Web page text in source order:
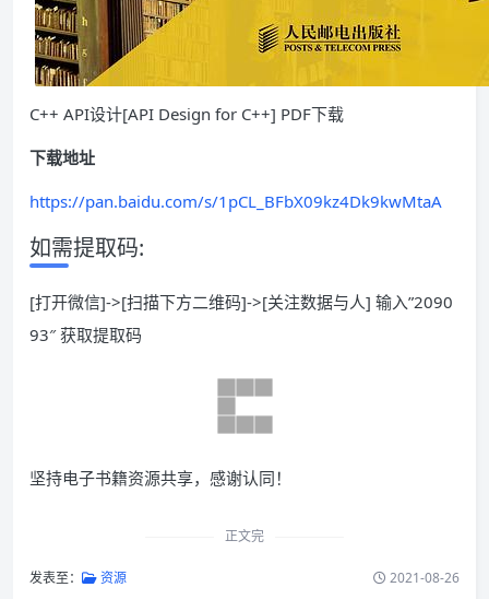
C++ API设计[API Design for C++] PDF下载
下载地址
https://pan.baidu.com/s/1pCL_BFbX09kz4Dk9kwMtaA
如需提取码:
[打开微信]->[扫描下方二维码]->[关注数据与人] 输入”2090
93″ 获取提取码
坚持电子书籍资源共享，感谢认同！
正文完
发表至： 资源 2021-08-26